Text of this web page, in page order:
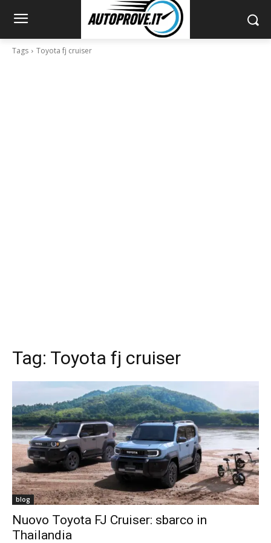
Tags Toyota fj cruiser
Tag: Toyota fj cruiser
blog
Nuovo Toyota FJ Cruiser: sbarco in
Thailandia